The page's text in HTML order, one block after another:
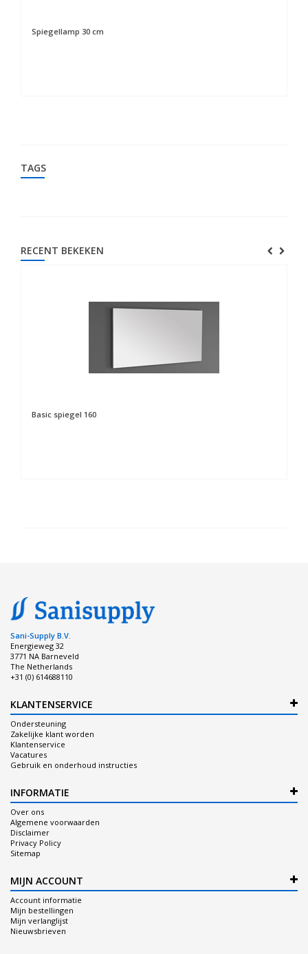
Spiegellamp 30 cm
TAGS
RECENT BEKEKEN
Basic spiegel 160
Sani-Supply B.V.
Energieweg 32
3771 NA Barneveld
The Netherlands
+31 (0) 614688110
KLANTENSERVICE
Ondersteuning
Zakelijke klant worden
Klantenservice
Vacatures
Gebruik en onderhoud instructies
INFORMATIE
Over ons
Algemene voorwaarden
Disclaimer
Privacy Policy
Sitemap
MIJN ACCOUNT
Account informatie
Mijn bestellingen
Mijn verlanglijst
Nieuwsbrieven